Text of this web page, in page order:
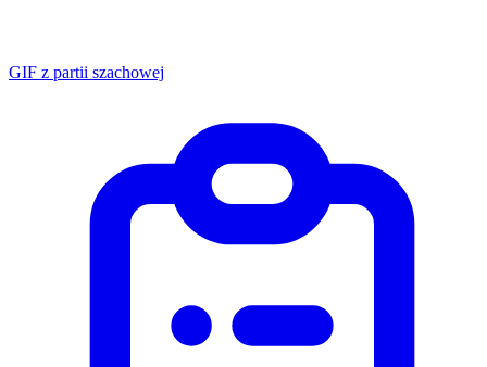
GIF z partii szachowej